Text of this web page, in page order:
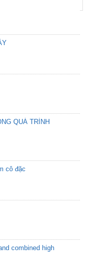
QUÁ TRÌNH
cô đặc
combined high